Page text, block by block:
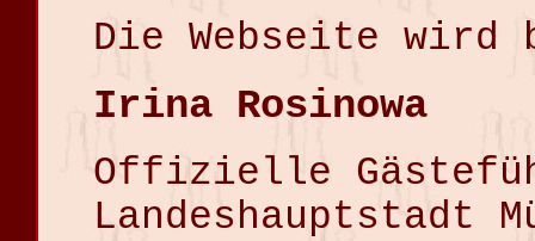
Die Webseite wird
Irina Rosinowa
Offizielle
Landeshauptstadt